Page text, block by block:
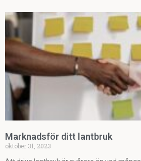
Marknadsför ditt lantbruk
oktober 31, 2023